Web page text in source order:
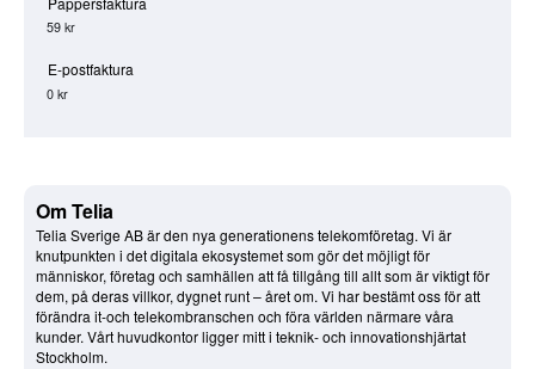
59 kr
E-postfaktura
0 kr
Om Telia
Telia Sverige AB är den nya generationens telekomföretag. Vi är
knutpunkten i det digitala ekosystemet som gör det möjligt för
människor, företag och samhällen att få tillgång till allt som är viktigt för
dem, på deras villkor, dygnet runt – året om. Vi har bestämt oss för att
förändra it-och telekombranschen och föra världen närmare våra
kunder. Vårt huvudkontor ligger mitt i teknik- och innovationshjärtat
Stockholm.